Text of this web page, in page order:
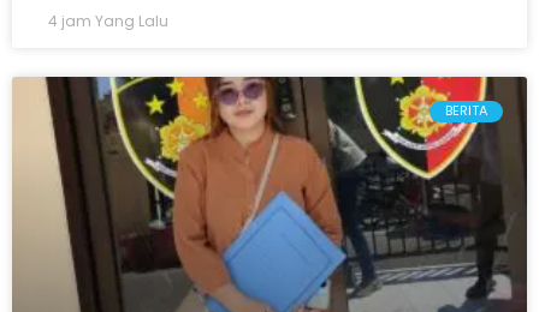
4 jam Yang Lalu
BERITA